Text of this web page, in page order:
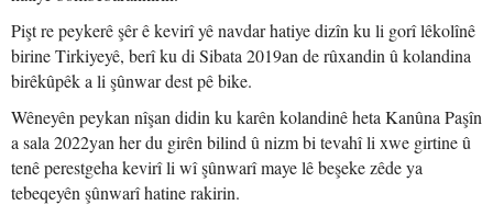
Pişt re peykerê şêr ê kevirî yê navdar hatiye dizîn ku li gorî lêkolînê
birine Tirkiyeyê, berî ku di Sibata 2019an de rûxandin û kolandina
birêkûpêk a li şûnwar dest pê bike.
Wêneyên peykan nîşan didin ku karên kolandinê heta Kanûna Paşîn
a sala 2022yan her du girên bilind û nizm bi tevahî li xwe girtine û
tenê perestgeha kevirî li wî şûnwarî maye lê beşeke zêde ya
tebeqeyên şûnwarî hatine rakirin.